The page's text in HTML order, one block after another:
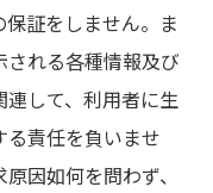
証をしません。ま
れる各種情報及び
して、利用者に生
る責任を負いませ
因如何を問わず、